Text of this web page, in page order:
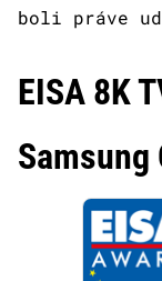
boli práve
EISA 8K
Samsung